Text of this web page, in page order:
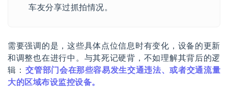
车友分享过抓拍情况。
需要强调的是，这些具体点位信息时有变化，设备的更新
和调整也在进行中。与其死记硬背，不如理解其背后的逻
辑： 交管部门会在那些容易发生交通违法、或者交通流量
大的区域布设监控设备。